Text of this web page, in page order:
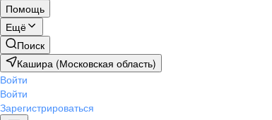
Помощь
Ещё
Поиск
Кашира (Московская область)
Войти
Войти
Зарегистрироваться